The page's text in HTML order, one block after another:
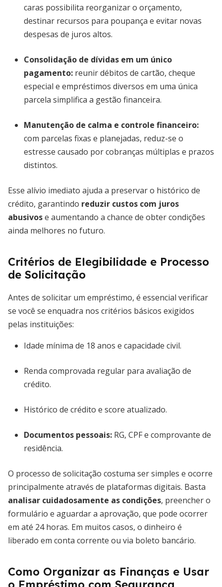
caras possibilita reorganizar o orçamento,
destinar recursos para poupança e evitar novas
despesas de juros altos.
Consolidação de dívidas em um único
pagamento: reunir débitos de cartão, cheque
especial e empréstimos diversos em uma única
parcela simplifica a gestão financeira.
Manutenção de calma e controle financeiro:
com parcelas fixas e planejadas, reduz-se o
estresse causado por cobranças múltiplas e prazos
distintos.
Esse alívio imediato ajuda a preservar o histórico de
crédito, garantindo reduzir custos com juros
abusivose aumentando a chance de obter condições
ainda melhores no futuro.
Critérios de Elegibilidade e Processo
de Solicitação
Antes de solicitar um empréstimo, é essencial verificar
se você se enquadra nos critérios básicos exigidos
pelas instituições:
Idade mínima de 18 anos e capacidade civil.
Renda comprovada regular para avaliação de
crédito.
Histórico de crédito e score atualizado.
Documentos pessoais: RG, CPF e comprovante de
residência.
O processo de solicitação costuma ser simples e ocorre
principalmente através de plataformas digitais. Basta
analisar cuidadosamente as condições, preencher o
formulário e aguardar a aprovação, que pode ocorrer
em até 24 horas. Em muitos casos, o dinheiro é
liberado em conta corrente ou via boleto bancário.
Como Organizar as Finanças e Usar